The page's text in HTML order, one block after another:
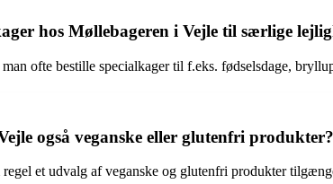
hos Møllebageren i Vejle til særlige
ofte bestille specialkager til f.eks. fødselsdage,
også veganske eller glutenfri produkter?
et udvalg af veganske og glutenfri produkter